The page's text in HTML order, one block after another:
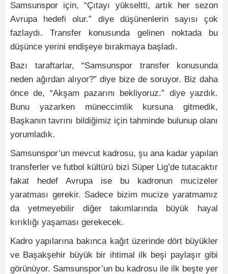
Samsunspor için, “Çıtayı yükseltti, artık her sezon
Avrupa hedefi olur.” diye düşünenlerin sayısı çok
fazlaydı. Transfer konusunda gelinen noktada bu
düşünce yerini endişeye bırakmaya başladı.
Bazı taraftarlar, “Samsunspor transfer konusunda
neden ağırdan alıyor?” diye bize de soruyor. Biz daha
önce de, “Akşam pazarını bekliyoruz.” diye yazdık.
Bunu yazarken müneccimlik kursuna gitmedik,
Başkanın tavrını bildiğimiz için tahminde bulunup olanı
yorumladık.
Samsunspor’un mevcut kadrosu, şu ana kadar yapılan
transferler ve futbol kültürü bizi Süper Lig’de tutacaktır
fakat hedef Avrupa ise bu kadronun mucizeler
yaratması gerekir. Sadece bizim mucize yaratmamız
da yetmeyebilir diğer takımlarında büyük hayal
kırıklığı yaşaması gerekecek.
Kadro yapılarına bakınca kağıt üzerinde dört büyükler
ve Başakşehir büyük bir ihtimal ilk beşi paylaşır gibi
görünüyor. Samsunspor’un bu kadrosu ile ilk beşte yer